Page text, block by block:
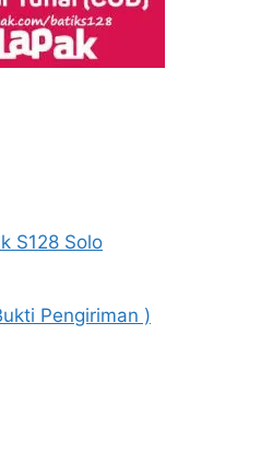
S128 Solo
Pengiriman )